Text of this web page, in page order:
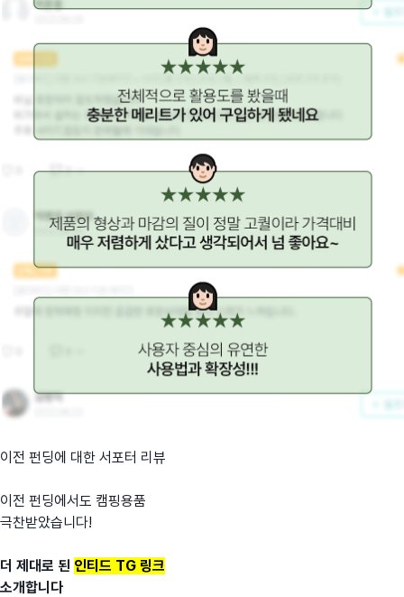
이전 펀딩에 대한 서포터 리뷰
이전 펀딩에서도 캠핑용품
극찬받았습니다!
더 제대로 된 인티드 TG 링크
소개합니다